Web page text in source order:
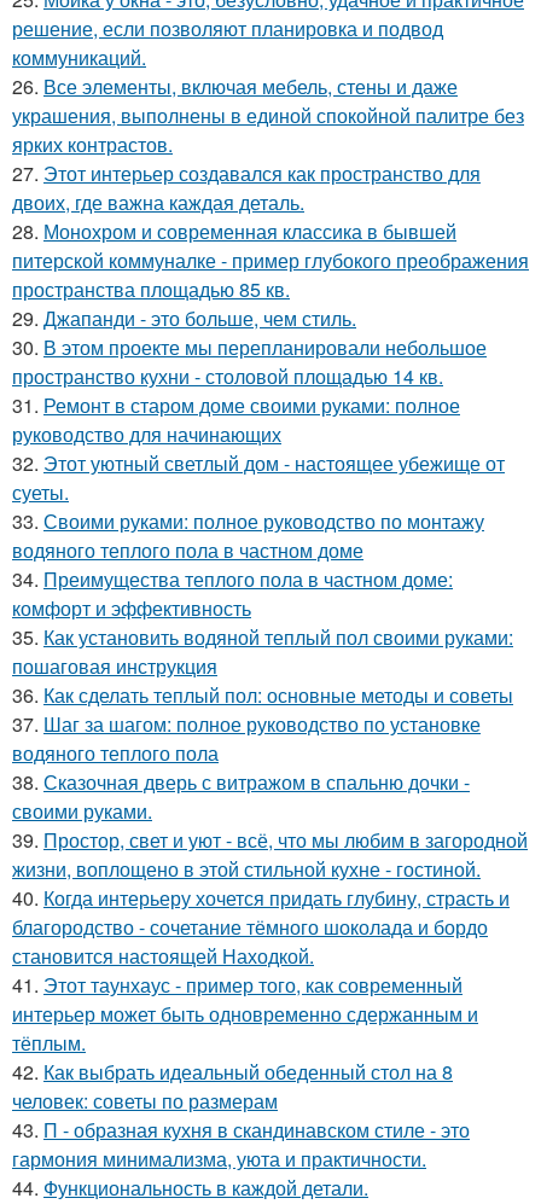
решение, если позволяют планировка и подвод
коммуникаций.
26. Все элементы, включая мебель, стены и даже
украшения, выполнены в единой спокойной палитре без
ярких контрастов.
27. Этот интерьер создавался как пространство для
двоих, где важна каждая деталь.
28. Монохром и современная классика в бывшей
питерской коммуналке - пример глубокого преображения
пространства площадью 85 кв.
29. Джапанди - это больше, чем стиль.
30. В этом проекте мы перепланировали небольшое
пространство кухни - столовой площадью 14 кв.
31. Ремонт в старом доме своими руками: полное
руководство для начинающих
32. Этот уютный светлый дом - настоящее убежище от
суеты.
33. Своими руками: полное руководство по монтажу
водяного теплого пола в частном доме
34. Преимущества теплого пола в частном доме:
комфорт и эффективность
35. Как установить водяной теплый пол своими руками:
пошаговая инструкция
36. Как сделать теплый пол: основные методы и советы
37. Шаг за шагом: полное руководство по установке
водяного теплого пола
38. Сказочная дверь с витражом в спальню дочки -
своими руками.
39. Простор, свет и уют - всё, что мы любим в загородной
жизни, воплощено в этой стильной кухне - гостиной.
40. Когда интерьеру хочется придать глубину, страсть и
благородство - сочетание тёмного шоколада и бордо
становится настоящей Находкой.
41. Этот таунхаус - пример того, как современный
интерьер может быть одновременно сдержанным и
тёплым.
42. Как выбрать идеальный обеденный стол на 8
человек: советы по размерам
43. П - образная кухня в скандинавском стиле - это
гармония минимализма, уюта и практичности.
44. Функциональность в каждой детали.